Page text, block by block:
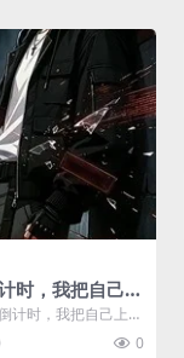
时，我把自己上
(2026)
计时，我把自己上交
分类：...
0